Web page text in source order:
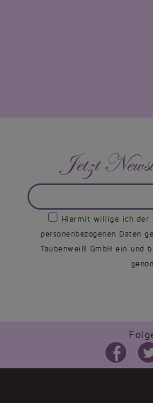
Jetzt
Hiermit willige ich der
personenbezogenen Daten
Taubenweiß GmbH ein und